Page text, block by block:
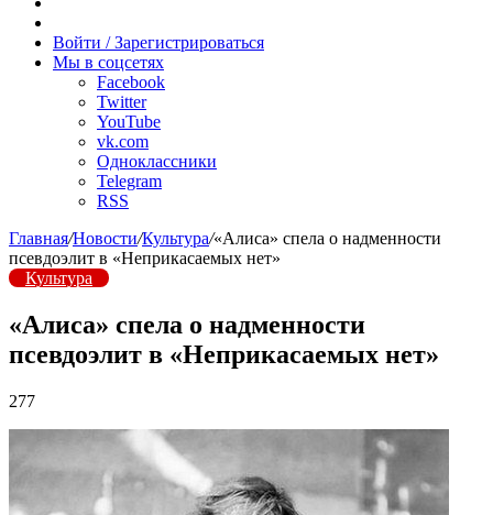
радио
Войти / Зарегистрироваться
Мы в соцсетях
Facebook
Twitter
YouTube
vk.com
Одноклассники
Telegram
RSS
Главная/Новости/Культура/«Алиса» спела о надменности
псевдоэлит в «Неприкасаемых нет»
Культура
«Алиса» спела о надменности
псевдоэлит в «Неприкасаемых нет»
277